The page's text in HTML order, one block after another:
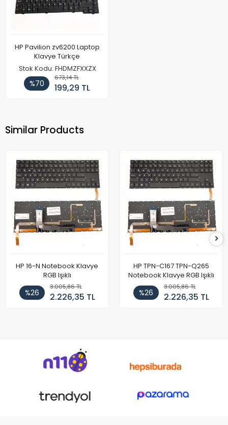
HP Pavilion zv6200 Laptop
Klavye Türkçe
Stok Kodu: FHDMZFXXZX
%70
673,14 TL
199,29 TL
Similar Products
HP 16-N Notebook Klavye
RGB Işıklı
%26
3.005,86 TL
2.226,35 TL
HP TPN-C167 TPN-Q265
Notebook Klavye RGB Işıklı
%26
3.005,86 TL
2.226,35 TL